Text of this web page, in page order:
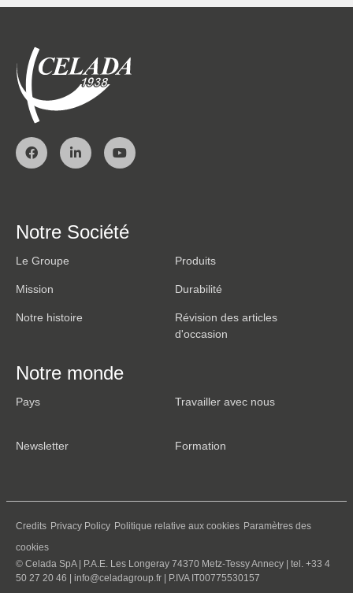
Notre Société
Le Groupe
Mission
Notre histoire
Produits
Durabilité
Révision des articles
d'occasion
Notre monde
Pays
Newsletter
Travailler avec nous
Formation
Credits Privacy Policy Politique relative aux cookies Paramètres des
cookies
© Celada SpA | P.A.E. Les Longeray 74370 Metz-Tessy Annecy | tel. +33 4
50 27 20 46 | info@celadagroup.fr | P.IVA IT00775530157